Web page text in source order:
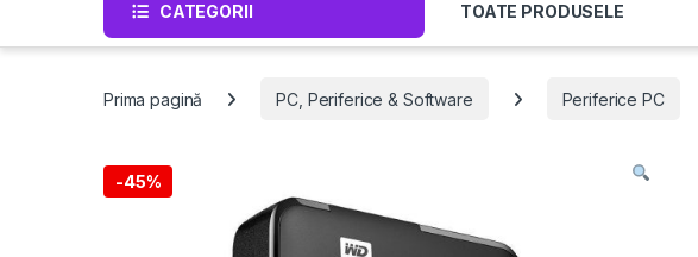
CATEGORII TOATE PRODUSELE
Prima pagină PC, Periferice & Software Periferice PC
-45%